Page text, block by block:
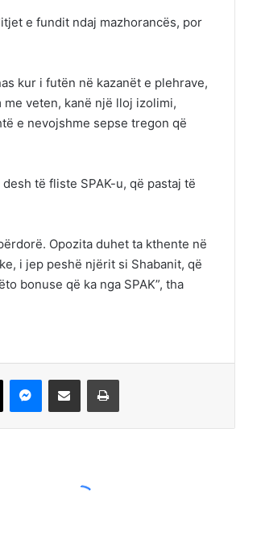
e fundit ndaj mazhorancës, por
kur i futën në kazanët e plehrave,
veten, kanë një lloj izolimi,
e nevojshme sepse tregon që
të fliste SPAK-u, që pastaj të
Opozita duhet ta kthente në
i jep peshë njërit si Shabanit, që
bonuse që ka nga SPAK”, tha
Messenger Shpërndajeni me anë të postës elektronike Printoje